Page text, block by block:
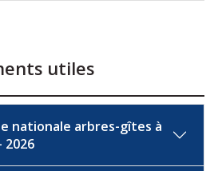
utiles
nationale arbres-gîtes à
2026